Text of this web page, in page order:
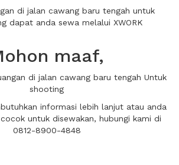
di jalan cawang baru tengah untuk
dapat anda sewa melalui XWORK
maaf,
di jalan cawang baru tengah Untuk
shooting
informasi lebih lanjut atau anda
untuk disewakan, hubungi kami di
0812-8900-4848